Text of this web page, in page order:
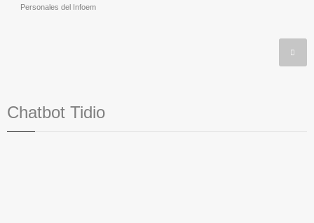
Personales del Infoem
Chatbot Tidio